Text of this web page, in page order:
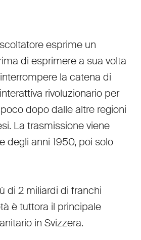
esprime un
di esprimere a sua volta
la catena di
rivoluzionario per
dopo dalle altre regioni
La trasmissione viene
degli anni 1950, poi solo
di 2 miliardi di franchi
è tuttora il principale
in Svizzera.